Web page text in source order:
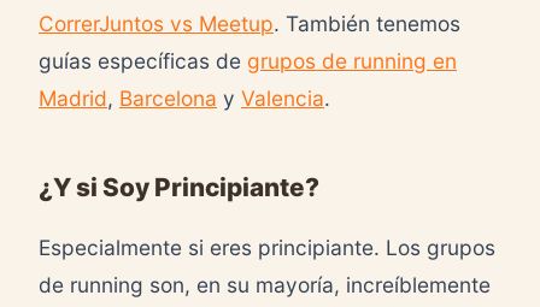
CorrerJuntos vs Meetup. También tenemos
guías específicas de grupos de running en
Madrid, Barcelona y Valencia.
¿Y si Soy Principiante?
Especialmente si eres principiante. Los grupos
de running son, en su mayoría, increíblemente